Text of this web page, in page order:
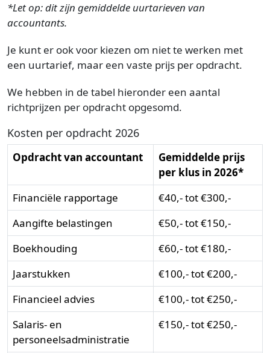
*Let op: dit zijn gemiddelde uurtarieven van
accountants.
Je kunt er ook voor kiezen om niet te werken met
een uurtarief, maar een vaste prijs per opdracht.
We hebben in de tabel hieronder een aantal
richtprijzen per opdracht opgesomd.
Kosten per opdracht 2026
Opdracht van accountant
Gemiddelde prijs
per klus in 2026*
Financiële rapportage
€40,- tot €300,-
Aangifte belastingen
€50,- tot €150,-
Boekhouding
€60,- tot €180,-
Jaarstukken
€100,- tot €200,-
Financieel advies
€100,- tot €250,-
Salaris- en
personeelsadministratie
€150,- tot €250,-